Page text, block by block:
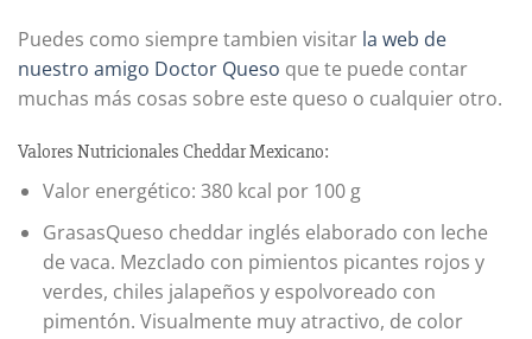
Puedes como siempre tambien visitar la web de
nuestro amigo Doctor Queso que te puede contar
muchas más cosas sobre este queso o cualquier otro.
Valores Nutricionales Cheddar Mexicano:
Valor energético: 380 kcal por 100 g
GrasasQueso cheddar inglés elaborado con leche
de vaca. Mezclado con pimientos picantes rojos y
verdes, chiles jalapeños y espolvoreado con
pimentón. Visualmente muy atractivo, de color